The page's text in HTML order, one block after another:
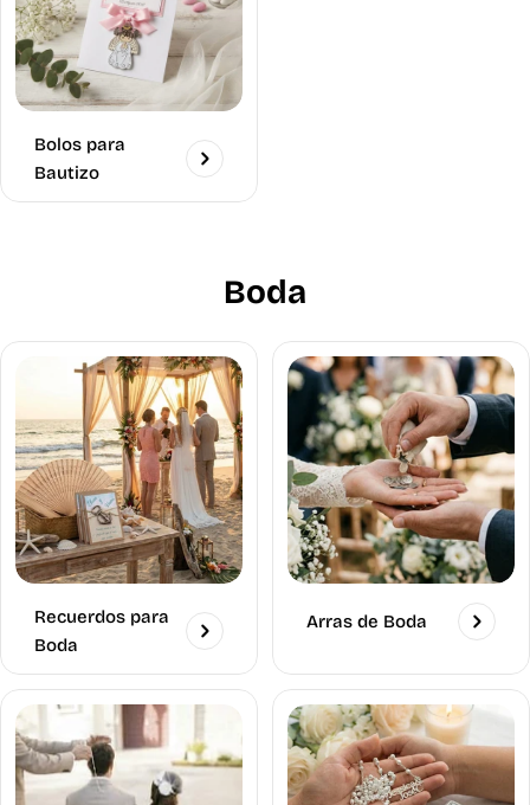
Bolos para
Bautizo
Boda
Recuerdos para
Boda
Arras de Boda